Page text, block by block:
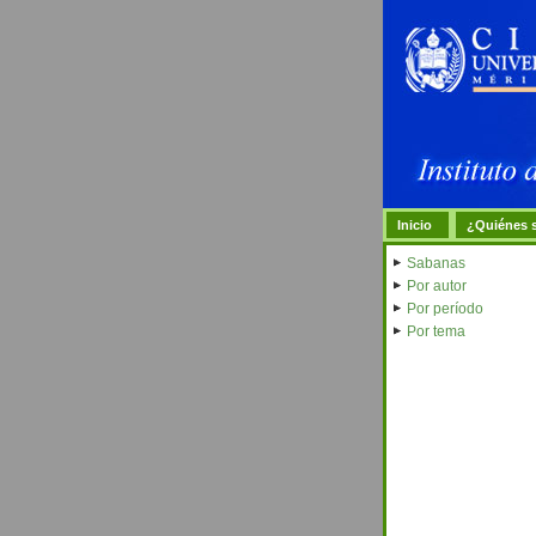
Inicio ¿Quiénes
Sabanas
Por autor
Por período
Por tema